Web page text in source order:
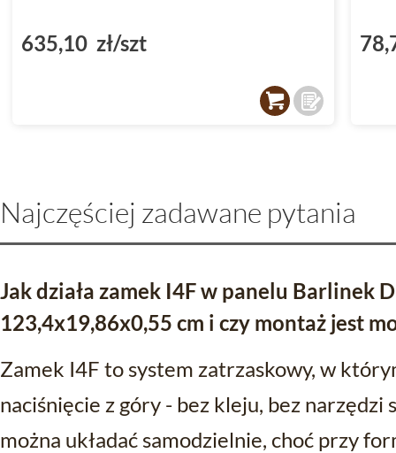
635,10 zł/szt
Najczęściej zadawane pytania
Jak działa zamek I4F w panelu Barlinek
123,4x19,86x0,55 cm i czy montaż jest
Zamek I4F to system zatrzaskowy, w
naciśnięcie z góry - bez kleju, bez narzędzi
można układać samodzielnie, choć przy